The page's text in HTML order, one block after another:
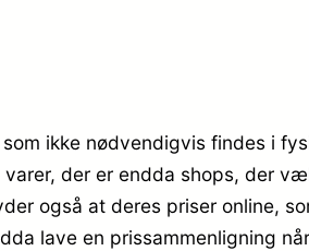
ikke nødvendigvis findes i
der er endda shops, der
også at deres priser online,
lave en prissammenligning